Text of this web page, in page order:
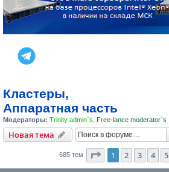
Кластеры,
Аппаратная часть
Модераторы: Trinity admin`s Free-lance moderator`s
Новая тема
685 тем Страница из 18
1 2 3 4 5